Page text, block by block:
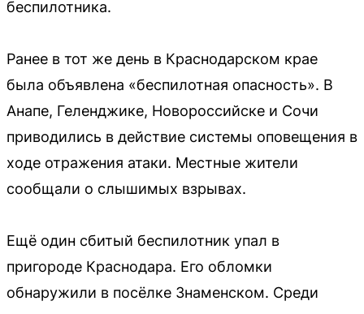
беспилотника.
Ранее в тот же день в Краснодарском крае
была объявлена «беспилотная опасность». В
Анапе, Геленджике, Новороссийске и Сочи
приводились в действие системы оповещения в
ходе отражения атаки. Местные жители
сообщали о слышимых взрывах.
Ещё один сбитый беспилотник упал в
пригороде Краснодара. Его обломки
обнаружили в посёлке Знаменском. Среди